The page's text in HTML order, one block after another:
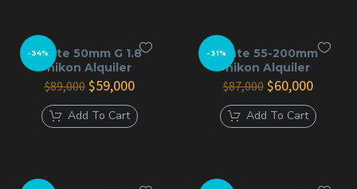
-34%lente 50mm G 1.8
nikon Alquiler
$89,000 El
precio
original
era:
$59,000El
actual
es:
Add To Cart
-31%lente 55-200mm
nikon Alquiler
$87,000 El
precio
original
era:
$60,000El
actual
es:
Add To Cart